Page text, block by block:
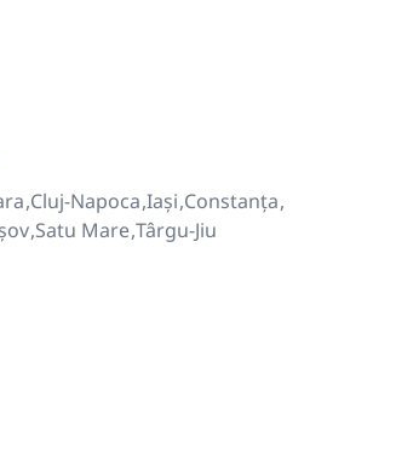
Cluj-NapocaIașiConstanța
Satu MareTârgu-Jiu